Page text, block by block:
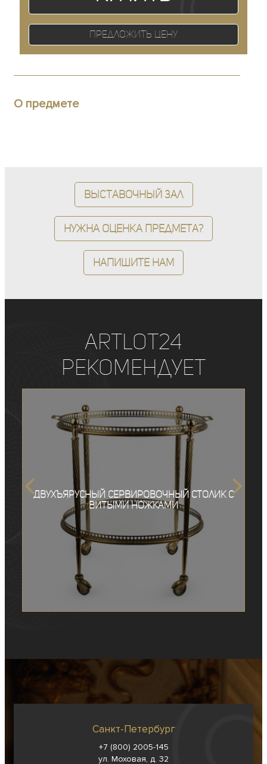
Предложить цену
О предмете
Выставочный зал
Нужна оценка предмета?
Напишите нам
ArtLot24
рекомендует
Двухъярусный сервировочный столик с
витыми ножками
Санкт-Петербург
+7 (800) 2005-145
ул. Моховая, д. 32